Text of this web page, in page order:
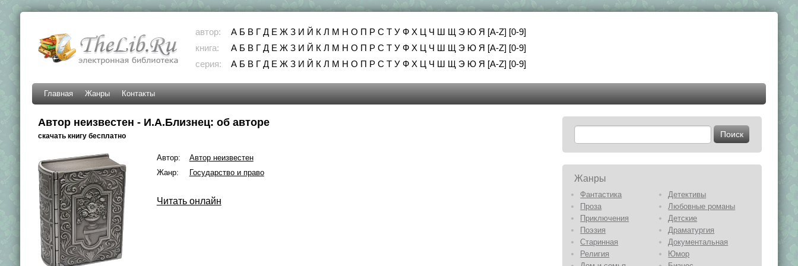
автор: А Б В Г Д Е Ж З И Й К Л М Н О П Р С Т У Ф Х Ц Ч Ш Щ Э Ю Я [A-Z] [0-9]
книга:
А Б В Г Д Е Ж З И Й К Л М Н О П Р С Т У Ф Х Ц Ч Ш Щ Э Ю Я [A-Z] [0-9]
серия:
А Б В Г Д Е Ж З И Й К Л М Н О П Р С Т У Ф Х Ц Ч Ш Щ Э Ю Я [A-Z] [0-9]
Главная Жанры Контакты
Автор неизвестен - И.А.Близнец: об авторе
скачать книгу бесплатно
Автор:
Автор неизвестен
Жанр:
Государство и право
Читать онлайн
Жанры
Фантастика
Детективы
Проза
Любовные романы
Приключения
Детские
Поэзия
Драматургия
Старинная
Документальная
Религия
Юмор